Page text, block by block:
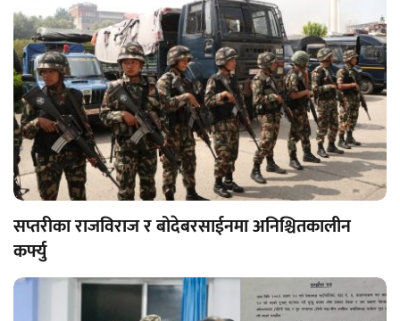
सप्तरीका राजविराज र बोदेबरसाईनमा अनिश्चितकालीन
कर्फ्यु